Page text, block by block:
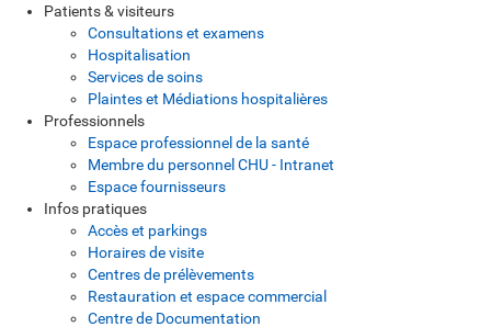
Patients & visiteurs
Consultations et examens
Hospitalisation
Services de soins
Plaintes et Médiations hospitalières
Professionnels
Espace professionnel de la santé
Membre du personnel CHU - Intranet
Espace fournisseurs
Infos pratiques
Accès et parkings
Horaires de visite
Centres de prélèvements
Restauration et espace commercial
Centre de Documentation